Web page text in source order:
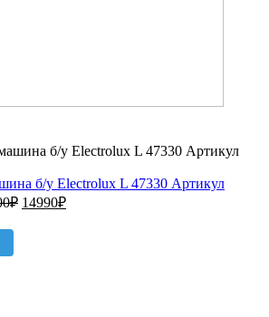
б/у Electrolux L 47330 Артикул
₽ 14990₽